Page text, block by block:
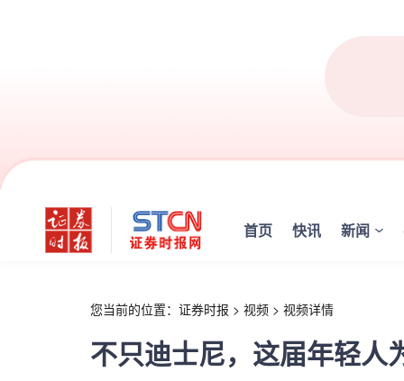
首页 快讯 新闻
您当前的位置： 证券时报 > 视频 > 视频详情
不只迪士尼，这届年轻人